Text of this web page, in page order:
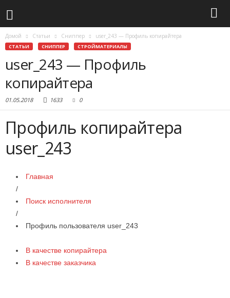
Домой Статьи Сниппер user_243 — Профиль копирайтера
СТАТЬИ СНИППЕР СТРОЙМАТЕРИАЛЫ
user_243 — Профиль
копирайтера
01.05.2018 1633 0
Профиль копирайтера
user_243
Главная
/
Поиск исполнителя
/
Профиль пользователя user_243
В качестве копирайтера
В качестве заказчика